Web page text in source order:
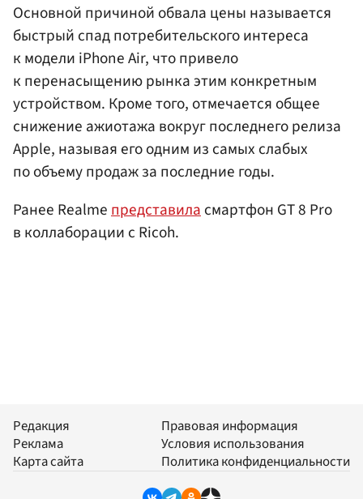
Основной причиной обвала цены называется
быстрый спад потребительского интереса
к модели iPhone Air, что привело
к перенасыщению рынка этим конкретным
устройством. Кроме того, отмечается общее
снижение ажиотажа вокруг последнего релиза
Apple, называя его одним из самых слабых
по объему продаж за последние годы.
Ранее Realmeпредставиласмартфон GT 8 Pro
в коллаборации с Ricoh.
Редакция
Реклама
Карта сайта
Правовая информация
Условия использования
Политика конфиденциальности